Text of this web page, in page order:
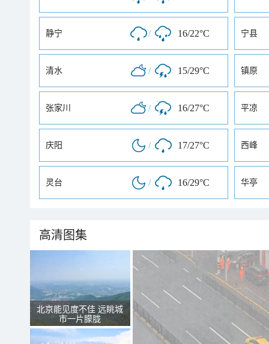
静宁 / 16/22°C 宁县
清水 / 15/29°C 镇原
张家川 / 16/27°C 平凉
庆阳 / 17/27°C 西峰
灵台 / 16/29°C 华亭
高清图集
北京能见度不佳 远眺城
市一片朦胧